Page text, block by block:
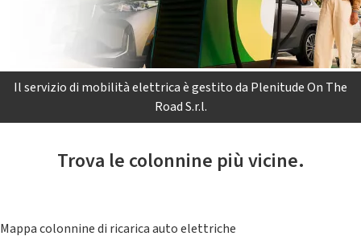
Il servizio di mobilità elettrica è gestito da Plenitude On The
Road S.r.l.
Trova le colonnine più vicine.
Mappa colonnine di ricarica auto elettriche